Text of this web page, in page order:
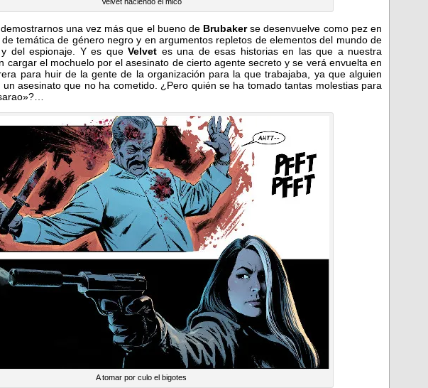
una vez más que el bueno de Brubakerse desenvuelve como pez en
temática de género negro y en argumentos repletos de elementos del mundo de
y del espionaje. Y es queVelvet es una de esas historias en las que a nuestra
cargar el mochuelo por el asesinato de cierto agente secreto y se verá envuelta en
para huir de la gente de la organización para la que trabajaba, ya que alguien
asesinato que no ha cometido. ¿Pero quién se ha tomado tantas molestias para
A tomar por culo el bigotes